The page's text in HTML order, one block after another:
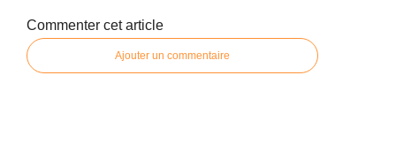
Commenter cet article
Ajouter un commentaire